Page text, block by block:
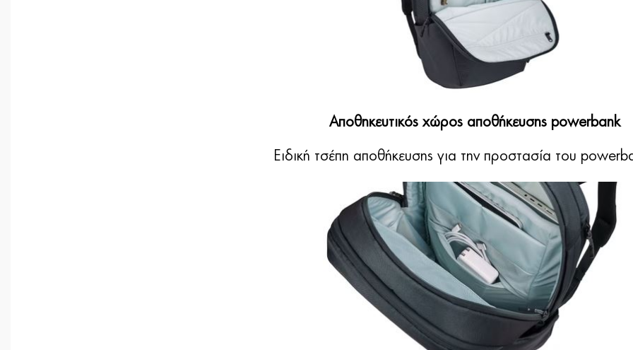
Αποθηκευτικός χώρος αποθήκευσης powerbank
Ειδική τσέπη αποθήκευσης για την προστασία του